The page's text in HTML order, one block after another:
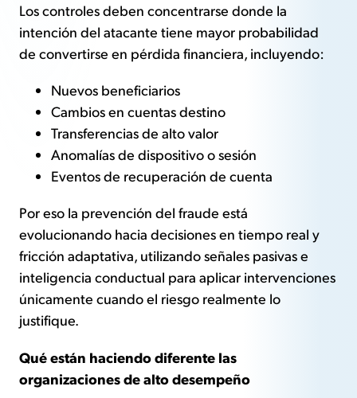
Los controles deben concentrarse donde la
intención del atacante tiene mayor probabilidad
de convertirse en pérdida financiera, incluyendo:
Nuevos beneficiarios
Cambios en cuentas destino
Transferencias de alto valor
Anomalías de dispositivo o sesión
Eventos de recuperación de cuenta
Por eso la prevención del fraude está
evolucionando hacia decisiones en tiempo real y
fricción adaptativa, utilizando señales pasivas e
inteligencia conductual para aplicar intervenciones
únicamente cuando el riesgo realmente lo
justifique.
Qué están haciendo diferente las
organizaciones de alto desempeño